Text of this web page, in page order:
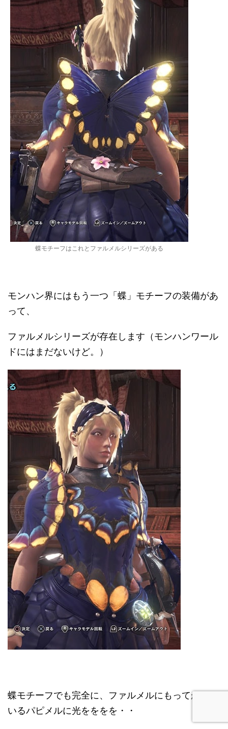
蝶モチーフはこれとファルメルシリーズがある
モンハン界にはもう一つ「蝶」モチーフの装備があ
って、
ファルメルシリーズが存在します（モンハンワール
ドにはまだないけど。）
蝶モチーフでも完全に、ファルメルにもってかれて
いるパピメルに光をををを・・